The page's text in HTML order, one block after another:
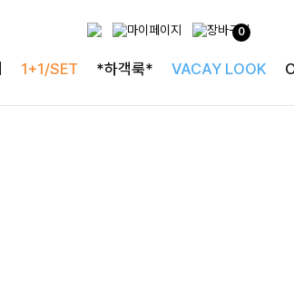
0
1+1/SET *하객룩* VACAY LOOK
날을 빛내는
의 정석